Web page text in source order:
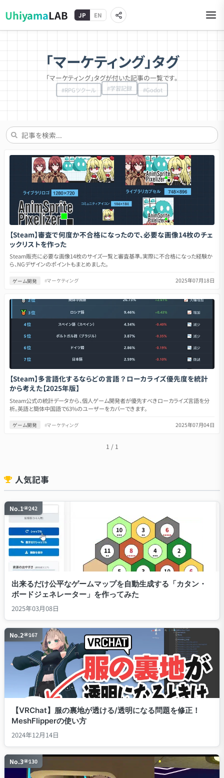
UhiyamaLAB JP EN
「マーケティング」タグ
「マーケティング」タグが付いた記事の一覧です。
#RPGツクール #学習記録 #Godot
【Steam】審査で何度か不合格になったので、必要な画像14枚のチェ
ックリストを作った
Steam販売に必要な画像14枚のサイズ一覧と審査基準。実際に不合格になった経験か
ら、NGデザインのポイントもまとめました。
ゲーム開発 #マーケティング 2025年07月18日
【Steam】多言語化するならどの言語？ローカライズ優先度を統計
から考えた【2025年版】
Steam公式の統計データから、個人ゲーム開発者が優先すべきローカライズ言語を分
析。英語と簡体中国語で63%のユーザーをカバーできます。
ゲーム開発 #マーケティング 2025年07月04日
1 / 1
人気記事
No.1 242
出来るだけ公平なゲームマップを自動生成する「カタン・
ボードジェネレーター」を作ってみた
2025年03月08日
No.2 167
【VRChat】服の裏地が透ける/透明になる問題を修正！
MeshFlipperの使い方
2024年12月14日
No.3 130